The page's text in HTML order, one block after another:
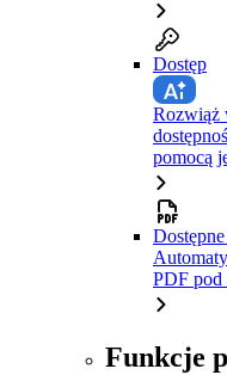
Dostęp
Rozwiąż
pomocą
PDF pod
Funkcje